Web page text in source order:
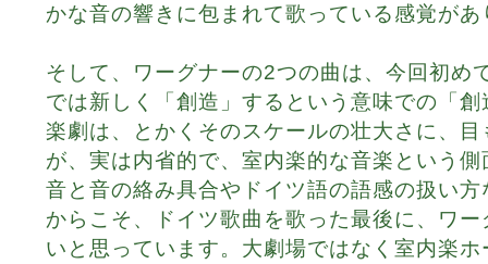
かな音の響きに包まれて歌っている感覚があ
そして、ワーグナーの2つの曲は、今回初め
では新しく「創造」するという意味での「
楽劇は、とかくそのスケールの壮大さに、
が、実は内省的で、室内楽的な音楽という
音と音の絡み具合やドイツ語の語感の扱い
からこそ、ドイツ歌曲を歌った最後に、ワ
いと思っています。大劇場ではなく室内楽